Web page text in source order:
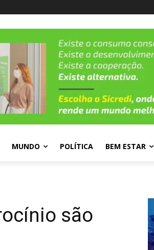
MUNDO POLÍTICA BEM ESTAR
são